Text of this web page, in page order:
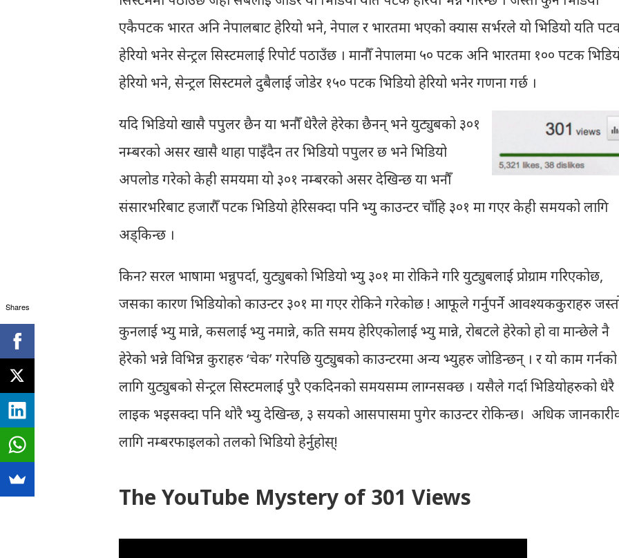
एकैपटक भारत अनि नेपालबाट हेरियो भने, नेपाल र भारतमा भएको क्यास सर्भरले यो भिडियो यति
हेरियो भनेर सेन्ट्रल सिस्टमलाई रिपोर्ट पठाउँछ । मानौँ नेपालमा ५० पटक अनि भारतमा १०० पटक
हेरियो भने, सेन्ट्रल सिस्टमले दुबैलाई जोडेर १५० पटक भिडियो हेरियो भनेर गणना गर्छ ।
यदि भिडियो खासै पपुलर छैन या भनौँ धेरैले हेरेका छैनन् भने युट्युबको ३०१
नम्बरको असर खासै थाहा पाइँदैन तर भिडियो पपुलर छ भने भिडियो
अपलोड गरेको केही समयमा यो ३०१ नम्बरको असर देखिन्छ या भनौँ
संसारभरिबाट हजारौँ पटक भिडियो हेरिसक्दा पनि भ्यु काउन्टर चाँहि ३०१ मा गएर केही समयको लागि
अड्किन्छ ।
किन? सरल भाषामा भन्नुपर्दा, युट्युबको भिडियो भ्यु ३०१ मा रोकिने गरि युट्युबलाई प्रोग्राम गरिएकोछ,
जसका कारण भिडियोको काउन्टर ३०१ मा गएर रोकिने गरेकोछ ! आफूले गर्नुपर्ने आवश्यककुराहरु
कुनलाई भ्यु मान्ने, कसलाई भ्यु नमान्ने, कति समय हेरिएकोलाई भ्यु मान्ने, रोबटले हेरेको हो वा मान्छेले नै
हेरेको भन्ने विभिन्न कुराहरु ‘चेक’ गरेपछि युट्युबको काउन्टरमा अन्य भ्युहरु जोडिन्छन् । र यो काम गर्नको
लागि युट्युबको सेन्ट्रल सिस्टमलाई पुरै एकदिनको समयसम्म लाग्नसक्छ । यसैले गर्दा भिडियोहरुको धेरै
लाइक भइसक्दा पनि थोरै भ्यु देखिन्छ, ३ सयको आसपासमा पुगेर काउन्टर रोकिन्छ। अधिक
लागि नम्बरफाइलको तलको भिडियो हेर्नुहोस्!
The YouTube Mystery of 301 Views
Shares